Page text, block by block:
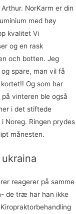
NorKarm er din
med høy
kvalitet Vi
og en rask
och botten. Jeg
spare, man vil få
Og som har
vinteren ble også
i det stiftede
Noreg. Ringen prydes
månesten.
reagerer på samme
de træ har han ikke